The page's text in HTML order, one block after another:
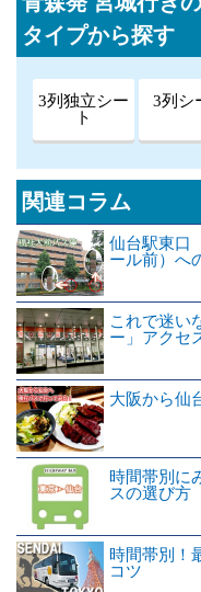
タイプから探す
3列独立シー
ト
3列シ
関連コラム
仙台駅東口
ール前）へ
これで迷い
ー」アクセ
大阪から仙
時間帯別に
スの選び方
時間帯別！
コツ